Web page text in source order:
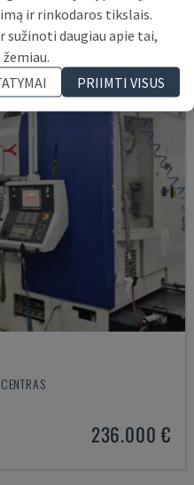
236.000 €
ir rinkodaros tikslais.
daugiau apie tai,
PRIIMTI VISUS